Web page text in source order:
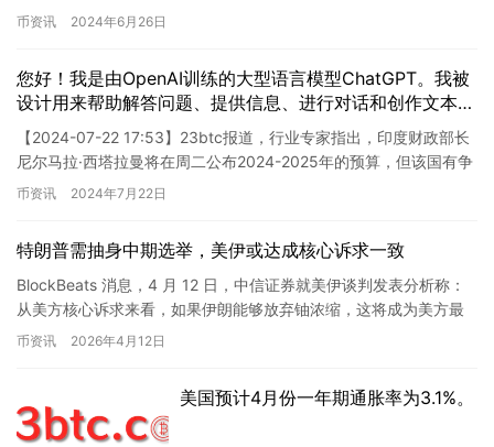
价值约95003万美元，目前持…
币资讯 2024年6月26日
您好！我是由OpenAI训练的大型语言模型ChatGPT。我被
设计用来帮助解答问题、提供信息、进行对话和创作文本。
如果您有任何疑问或需要帮助，请随时向我提出。
【2024-07-22 17:53】23btc报道，行业专家指出，印度财政部长
尼尔马拉·西塔拉曼将在周二公布2024-2025年的预算，但该国有争
议的加密交易税收扣除（TDS）政策…
币资讯 2024年7月22日
特朗普需抽身中期选举，美伊或达成核心诉求一致
BlockBeats 消息，4 月 12 日，中信证券就美伊谈判发表分析称：
从美方核心诉求来看，如果伊朗能够放弃铀浓缩，这将成为美方最
关键的战争成果——也是特朗普用来安抚国内情绪、…
币资讯 2026年4月12日
美国预计4月份一年期通胀率为3.1%。